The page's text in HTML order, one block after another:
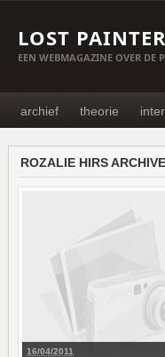
LOST
EEN WEBMAGAZINE OVER DE
archief theorie
ROZALIE HIRS ARCHIVE
16/04/2011